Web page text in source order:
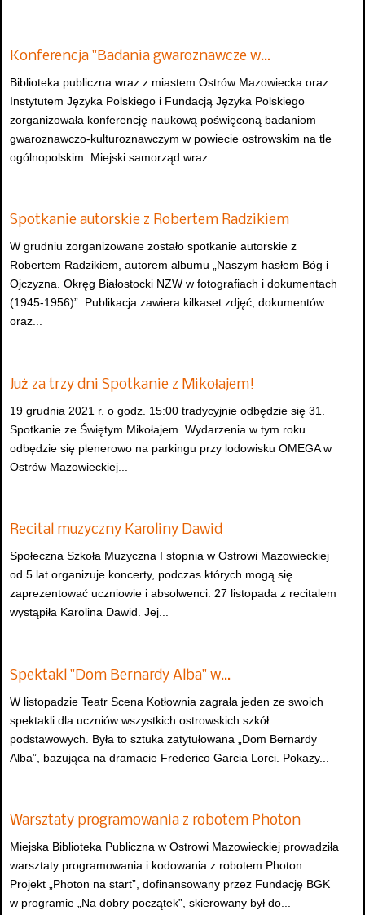
Konferencja "Badania gwaroznawcze w…
Biblioteka publiczna wraz z miastem Ostrów Mazowiecka oraz
Instytutem Języka Polskiego i Fundacją Języka Polskiego
zorganizowała konferencję naukową poświęconą badaniom
gwaroznawczo-kulturoznawczym w powiecie ostrowskim na tle
ogólnopolskim. Miejski samorząd wraz...
Spotkanie autorskie z Robertem Radzikiem
W grudniu zorganizowane zostało spotkanie autorskie z
Robertem Radzikiem, autorem albumu „Naszym hasłem Bóg i
Ojczyzna. Okręg Białostocki NZW w fotografiach i dokumentach
(1945-1956)”. Publikacja zawiera kilkaset zdjęć, dokumentów
oraz...
Już za trzy dni Spotkanie z Mikołajem!
19 grudnia 2021 r. o godz. 15:00 tradycyjnie odbędzie się 31.
Spotkanie ze Świętym Mikołajem. Wydarzenia w tym roku
odbędzie się plenerowo na parkingu przy lodowisku OMEGA w
Ostrów Mazowieckiej...
Recital muzyczny Karoliny Dawid
Społeczna Szkoła Muzyczna I stopnia w Ostrowi Mazowieckiej
od 5 lat organizuje koncerty, podczas których mogą się
zaprezentować uczniowie i absolwenci. 27 listopada z recitalem
wystąpiła Karolina Dawid. Jej...
Spektakl "Dom Bernardy Alba" w…
W listopadzie Teatr Scena Kotłownia zagrała jeden ze swoich
spektakli dla uczniów wszystkich ostrowskich szkół
podstawowych. Była to sztuka zatytułowana „Dom Bernardy
Alba”, bazująca na dramacie Frederico Garcia Lorci. Pokazy...
Warsztaty programowania z robotem Photon
Miejska Biblioteka Publiczna w Ostrowi Mazowieckiej prowadziła
warsztaty programowania i kodowania z robotem Photon.
Projekt „Photon na start”, dofinansowany przez Fundację BGK
w programie „Na dobry początek”, skierowany był do...